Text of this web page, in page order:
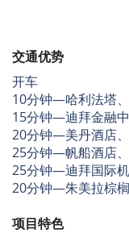
交通优势
开车
10分钟—哈利法塔
15分钟—迪拜金融
20分钟—美丹酒店
25分钟—帆船酒店
25分钟—迪拜国际
20分钟—朱美拉棕
项目特色